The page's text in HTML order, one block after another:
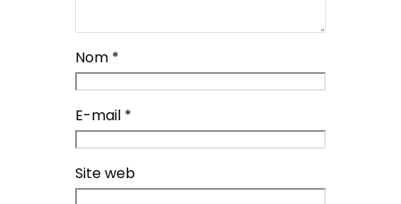
Nom *
E-mail *
Site web